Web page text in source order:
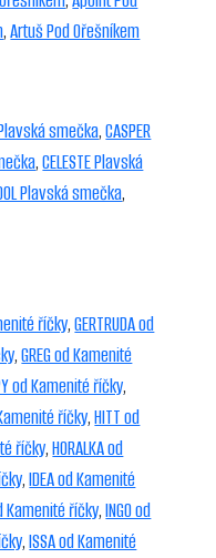
,Artuš Pod Ořešníkem
Plavská smečka,CASPER
,CELESTE Plavská
Plavská smečka,
říčky,GERTRUDA od
,GREG od Kamenité
od Kamenité říčky,
říčky,HITT od
říčky,HORALKA od
,IDEA od Kamenité
Kamenité říčky,INGO od
,ISSA od Kamenité